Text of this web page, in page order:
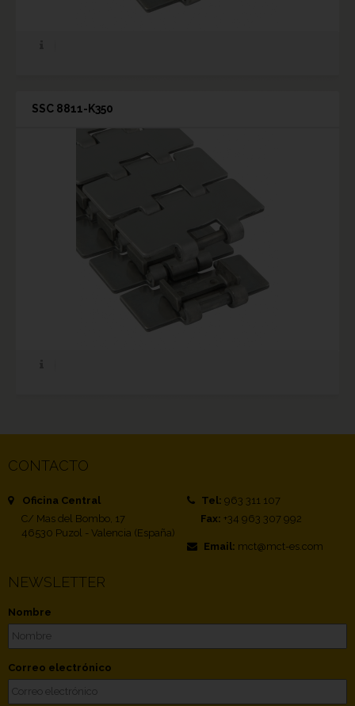
SSC 8811-K350
CONTACTO
Oficina Central
C/ Mas del Bombo, 17
46530 Puzol - Valencia (España)
Tel: 963 311 107
Fax: +34 963 307 992
Email: mct@mct-es.com
NEWSLETTER
Nombre
Correo electrónico